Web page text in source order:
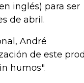
inglés) para ser
de abril.
André
de este
humos".